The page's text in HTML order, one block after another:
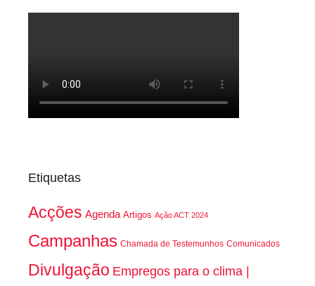
Etiquetas
Acções Agenda Artigos Ação ACT 2024
Campanhas Chamada de Testemunhos Comunicados
Divulgação Empregos para o clima |